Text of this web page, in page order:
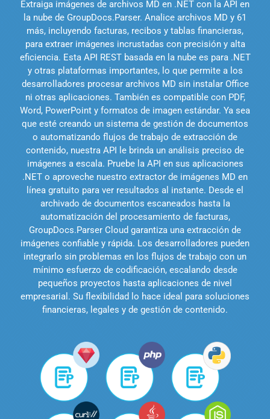
Extraiga imágenes de archivos MD en .NET con la API en
la nube de GroupDocs.Parser. Analice archivos MD y 61
más, incluyendo facturas, recibos y tablas financieras,
para extraer imágenes incrustadas con precisión y alta
eficiencia. Esta API REST basada en la nube es para .NET
y otras plataformas importantes, lo que permite a los
desarrolladores procesar archivos MD sin instalar Office
ni otras aplicaciones. También es compatible con PDF,
Word, PowerPoint y formatos de imagen estándar. Ya sea
que esté creando un sistema de gestión de documentos
o automatizando flujos de trabajo de extracción de
contenido, nuestra API le brinda un análisis preciso de
imágenes a escala. Pruebe la API en sus aplicaciones
.NET o aproveche nuestro extractor de imágenes MD en
línea gratuito para ver resultados al instante. Desde el
archivado de documentos escaneados hasta la
automatización del procesamiento de facturas,
GroupDocs.Parser Cloud garantiza una extracción de
imágenes confiable y rápida. Los desarrolladores pueden
integrarlo sin problemas en los flujos de trabajo con un
mínimo esfuerzo de codificación, escalando desde
pequeños proyectos hasta aplicaciones de nivel
empresarial. Su flexibilidad lo hace ideal para soluciones
financieras, legales y de gestión de contenido.